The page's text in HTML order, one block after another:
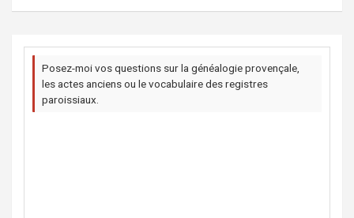
Posez-moi vos questions sur la généalogie provençale,
les actes anciens ou le vocabulaire des registres
paroissiaux.